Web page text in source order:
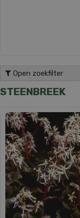
Open zoekfilter
STEENBREEK